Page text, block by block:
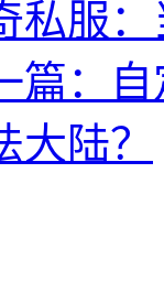
私服
篇：
陆？